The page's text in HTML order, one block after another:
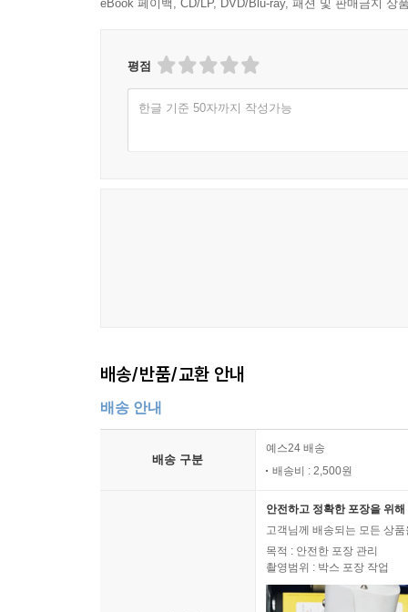
eBook 페이백, CD/LP, DVD/Blu-ray, 패션 및 판매금지 상
평점
한글 기준 50자까지 작성가능
배송/반품/교환 안내
배송 안내
배송 구분
예스24 배송
배송비 : 2,500원
안전하고 정확한 포장을 위
고객님께 배송되는 모든 상
목적 : 안전한 포장 관리
촬영범위 : 박스 포장 작업